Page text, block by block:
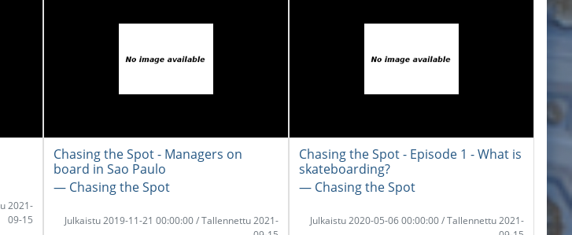
2021-
09-15
Chasing the Spot - Managers on
board in Sao Paulo
― Chasing the Spot
Julkaistu 2019-11-21 00:00:00 / Tallennettu 2021-
Chasing the Spot - Episode 1 - What is
skateboarding?
― Chasing the Spot
Julkaistu 2020-05-06 00:00:00 / Tallennettu 2021-